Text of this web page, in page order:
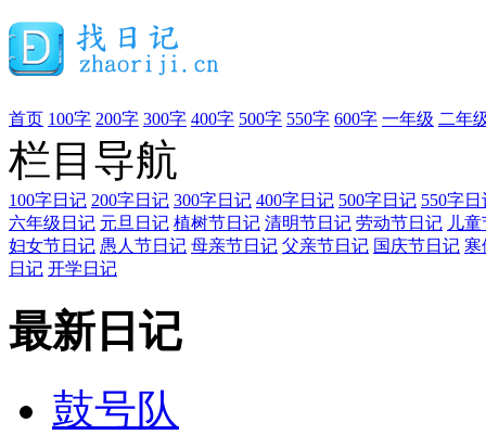
首页 100字 200字 300字 400字 500字 550字 600字 一年级 二年
栏目导航
100字日记 200字日记 300字日记 400字日记 500字日记 550字日
六年级日记 元旦日记 植树节日记 清明节日记 劳动节日记 儿
妇女节日记 愚人节日记 母亲节日记 父亲节日记 国庆节日记 寒
日记 开学日记
最新日记
鼓号队